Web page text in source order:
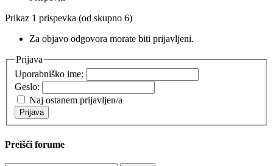
Prikaz 1 prispevka (od skupno 6)
Za objavo odgovora morate biti prijavljeni.
Prijava
Uporabniško ime:
Geslo:
Naj ostanem prijavljen/a
Prijava
Preišči forume